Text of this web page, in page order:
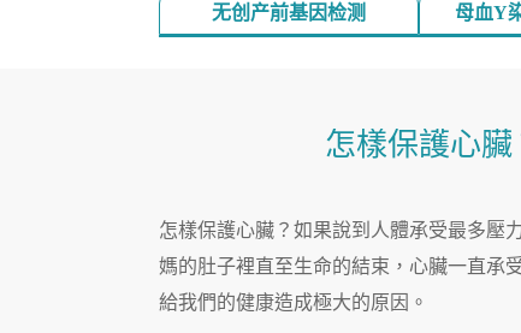
无创产前基因检测 母血Y
怎樣保護心
怎樣保護心臟？如果說到人體承受最多壓
媽的肚子裡直至生命的結束，心臟一直承
給我們的健康造成極大的原因。